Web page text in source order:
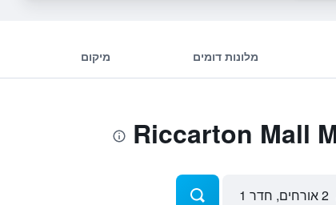
מלונות דומים מיקום
2 אורחים, חדר 1